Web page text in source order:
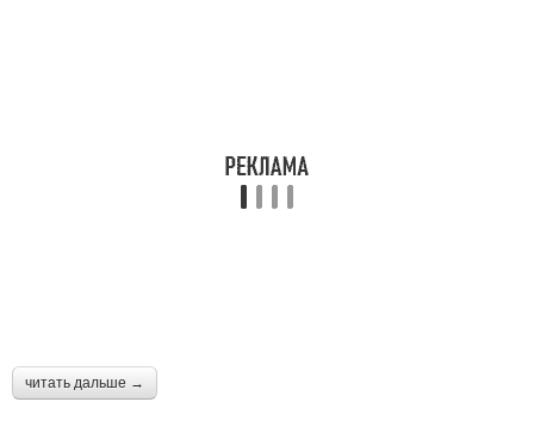
читать дальше →